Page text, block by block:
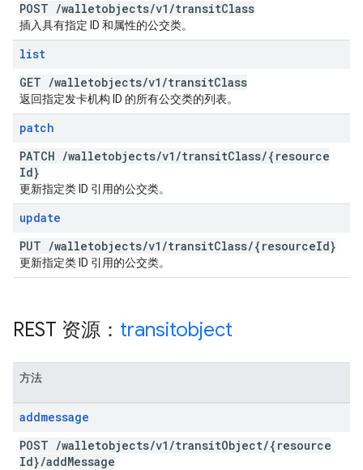
POST /walletobjects/v1 /transitClass
插入具有指定 ID 和属性的公交类。
list
GET /walletobjects/v1 /transitClass
返回指定发卡机构 ID 的所有公交类的列表。
patch
PATCH /walletobjects/v1 /transitClass/{resource
Id}
更新指定类 ID 引用的公交类。
update
PUT /walletobjects/v1 /transitClass/{resourceId}
更新指定类 ID 引用的公交类。
REST 资源： transitobject
方法
addmessage
POST /walletobjects/v1 /transitObject/{resource
Id}/addMessage